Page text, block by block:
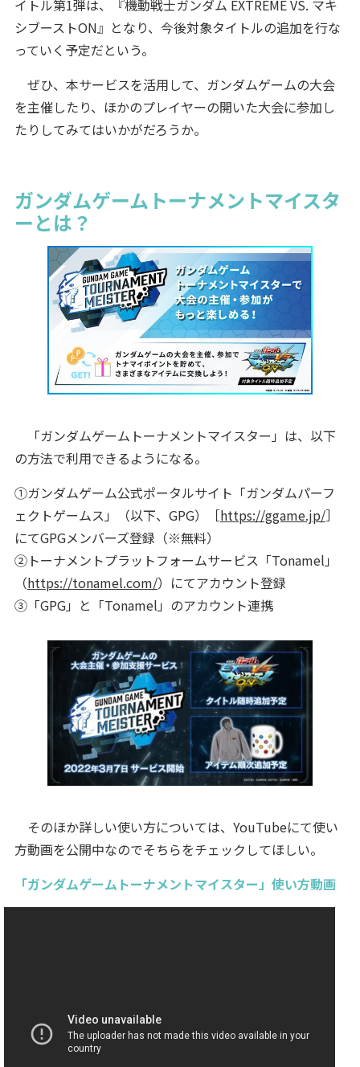
イトル第1弾は、『機動戦士ガンダム EXTREME VS. マキ
シブーストON』となり、今後対象タイトルの追加を行な
っていく予定だという。
ぜひ、本サービスを活用して、ガンダムゲームの大会
を主催したり、ほかのプレイヤーの開いた大会に参加し
たりしてみてはいかがだろうか。
ガンダムゲームトーナメントマイスタ
ーとは？
「ガンダムゲームトーナメントマイスター」は、以下
の方法で利用できるようになる。
①ガンダムゲーム公式ポータルサイト「ガンダムパーフ
ェクトゲームス」（以下、GPG）［https://ggame.jp/］
にてGPGメンバーズ登録（※無料）
②トーナメントプラットフォームサービス「Tonamel」
（https://tonamel.com/）にてアカウント登録
③「GPG」と「Tonamel」のアカウント連携
そのほか詳しい使い方については、YouTubeにて使い
方動画を公開中なのでそちらをチェックしてほしい。
「ガンダムゲームトーナメントマイスター」使い方動画